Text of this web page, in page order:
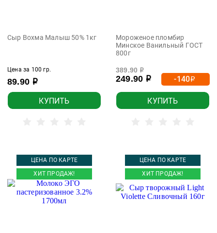
Сыр Вохма Малыш 50% 1кг
Цена за 100 гр.
89.90 р
КУПИТЬ
Мороженое пломбир
Минское Ванильный ГОСТ
800г
389.90 р
249.90 р -140р
КУПИТЬ
ЦЕНА ПО КАРТЕ
ХИТ ПРОДАЖ!
ЦЕНА ПО КАРТЕ
ХИТ ПРОДАЖ!